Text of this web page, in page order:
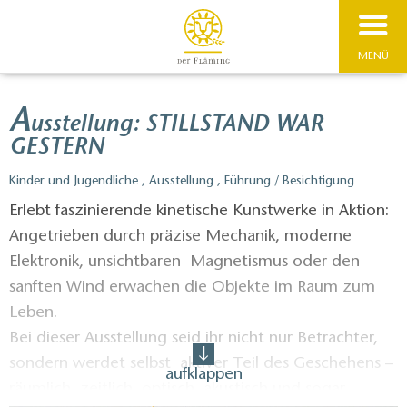
MENÜ
Ausstellung: STILLSTAND WAR
GESTERN
Kinder und Jugendliche , Ausstellung , Führung / Besichtigung
Erlebt faszinierende kinetische Kunstwerke in Aktion:
Angetrieben durch präzise Mechanik, moderne
Elektronik, unsichtbaren Magnetismus oder den
sanften Wind erwachen die Objekte im Raum zum
Leben.
Bei dieser Ausstellung seid ihr nicht nur Betrachter,
sondern werdet selbst aktiver Teil des Geschehens –
aufklappen